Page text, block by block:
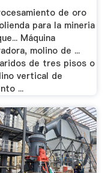
de oro
para la mineria
Máquina
molino de ...
de tres pisos o
vertical de
...